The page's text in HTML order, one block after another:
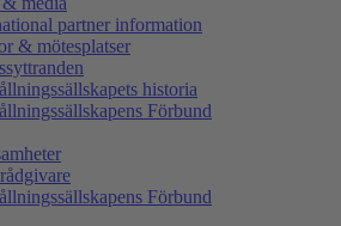
partner information
& mötesplatser
historia
Förbund
Förbund